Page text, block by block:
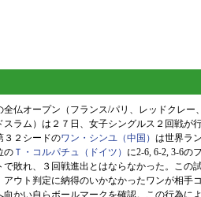
全仏オープン（フランス/パリ、レッドクレー、
スラム）は２７日、女子シングルス２回戦が
３２シードのワン・シンユ（中国） は世界ラン
の Ｔ・コルパチュ（ドイツ） に2-6, 6-2, 3-6のフ
で敗れ、３回戦進出とはならなかった。この
アウト判定に納得のいかなかったワンが相手コ
向かい自らボールマークを確認。この行為によ